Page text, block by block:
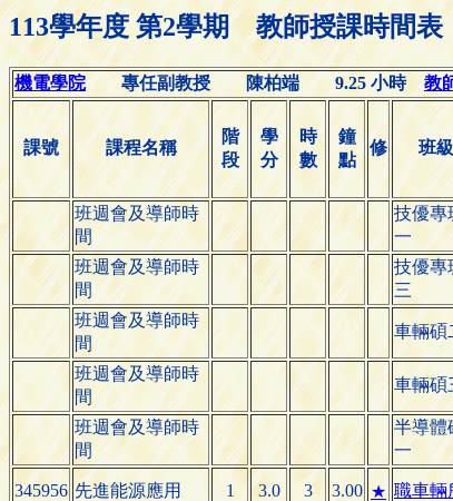
113學年度 第2學期 教師授課時間表
機電學院專任副教授 陳柏端 9.25 小時教
課號 課程名稱
階
段
學
分
時
數
鐘
點
修 班級
班週會及導師時
間
技優專
一
班週會及導師時
間
技優專
三
班週會及導師時
間
車輛碩
班週會及導師時
間
車輛碩
班週會及導師時
間
半導體
一
345956 先進能源應用 1 3.0 3 3.00 ★ 職車輛